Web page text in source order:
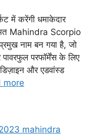
में करेंगी धमाकेदार
Mahindra Scorpio
नाम बन गया है, जो
परफॉर्मेंस के लिए
और एडवांस्ड
more
mahindra